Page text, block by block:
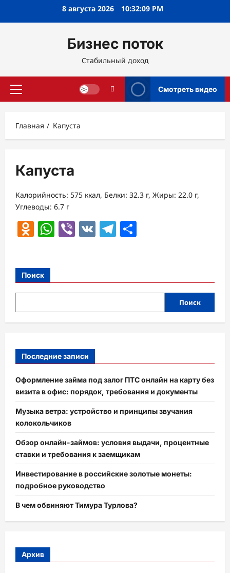
8 августа 2026 10:32:09 PM
Бизнес поток
Стабильный доход
Основное
Смотреть видео
Главная Капуста
Капуста
Калорийность: 575 ккал, Белки: 32.3 г, Жиры: 22.0 г,
Углеводы: 6.7 г
Odnoklassniki
WhatsApp
Viber
VK Telegram
Поиск
Поиск
Последние записи
Оформление займа под залог ПТС онлайн на карту без
визита в офис: порядок, требования и документы
Музыка ветра: устройство и принципы звучания
колокольчиков
Обзор онлайн-займов: условия выдачи, процентные
ставки и требования к заемщикам
Инвестирование в российские золотые монеты:
подробное руководство
В чем обвиняют Тимура Турлова?
Архив